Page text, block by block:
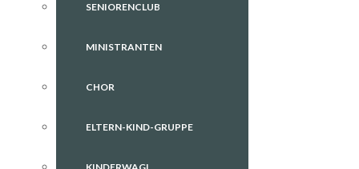
SENIORENCLUB
MINISTRANTEN
CHOR
ELTERN-KIND-GRUPPE